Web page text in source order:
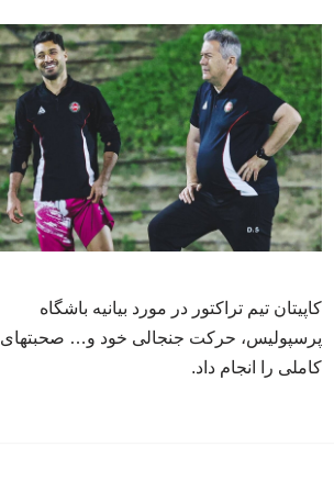
کاپیتان تیم تراکتور در مورد بیانیه باشگاه
پرسپولیس، حرکت جنجالی خود و… صحبتهای
کاملی را انجام داد.